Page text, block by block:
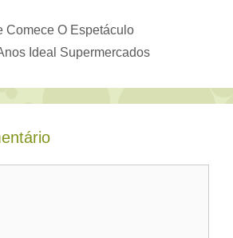
Comece O Espetáculo
Ideal Supermercados